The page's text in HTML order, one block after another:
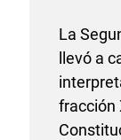
La
llevó a
fracción